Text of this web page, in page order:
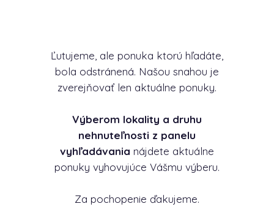
Ľutujeme, ale ponuka ktorú hľadáte,
bola odstránená. Našou snahou je
zverejňovať len aktuálne ponuky.
Výberom lokality a druhu
nehnuteľnosti z panelu
vyhľadávania nájdete aktuálne
ponuky vyhovujúce Vášmu výberu.
Za pochopenie ďakujeme.